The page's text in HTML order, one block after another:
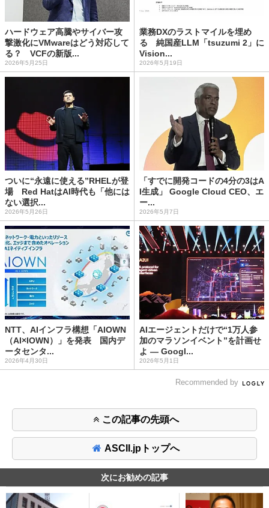
ハードウェア高騰やサイバー攻
撃激化にVMwareはどう対応して
る？ VCFの新版...
2026年5月25日
業務DXのラストマイルを埋め
る 純国産LLM「tsuzumi 2」に
Vision...
2026年5月19日
ついに“永遠に使える”RHELが登
場 Red HatはAI時代も「他には
ない選択...
2026年5月26日
「すでに開発コードの4分の3はA
I生成」 Google Cloud CEO、エ
ー...
2026年5月7日
NTT、AIインフラ構想「AIOWN
（AI×IOWN）」を発表 国内デ
ータセンタ...
2026年4月30日
AIエージェントだけで“1万人参
加のマラソンイベント”を計画せ
よ ― Googl...
2026年5月1日
Recommended by
この記事の先頭へ
ASCII.jpトップへ
次にお勧めの記事